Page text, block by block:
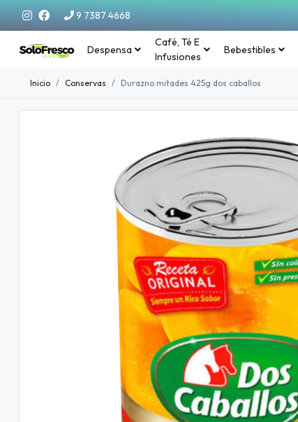
9 7387 4668
Despensa
Café, Té E
Infusiones
Bebestibles
Inicio Conservas Durazno mitades 425g dos caballos